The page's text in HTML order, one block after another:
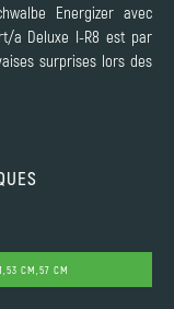
Energizer avec
a Deluxe I-R8 est par
surprises lors des
CM,57 CM